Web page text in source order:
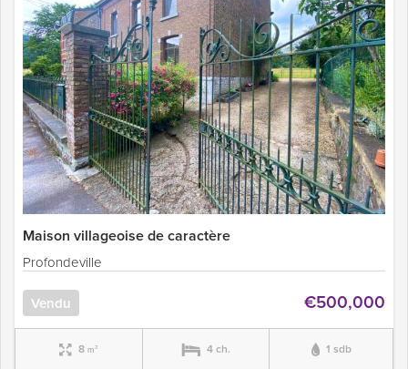
Maison villageoise de caractère
Profondeville
Vendu €500,000
8 m² 4 ch. 1 sdb